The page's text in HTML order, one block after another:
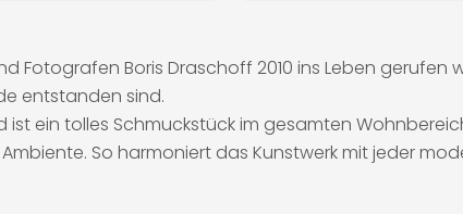
Fotografen Boris Draschoff 2010 ins Leben
entstanden sind.
ein tolles Schmuckstück im gesamten
So harmoniert das Kunstwerk mit jeder